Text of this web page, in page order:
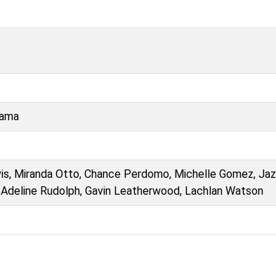
Miranda Otto, Chance Perdomo, Michelle Gomez, Jaz
Rudolph, Gavin Leatherwood, Lachlan Watson